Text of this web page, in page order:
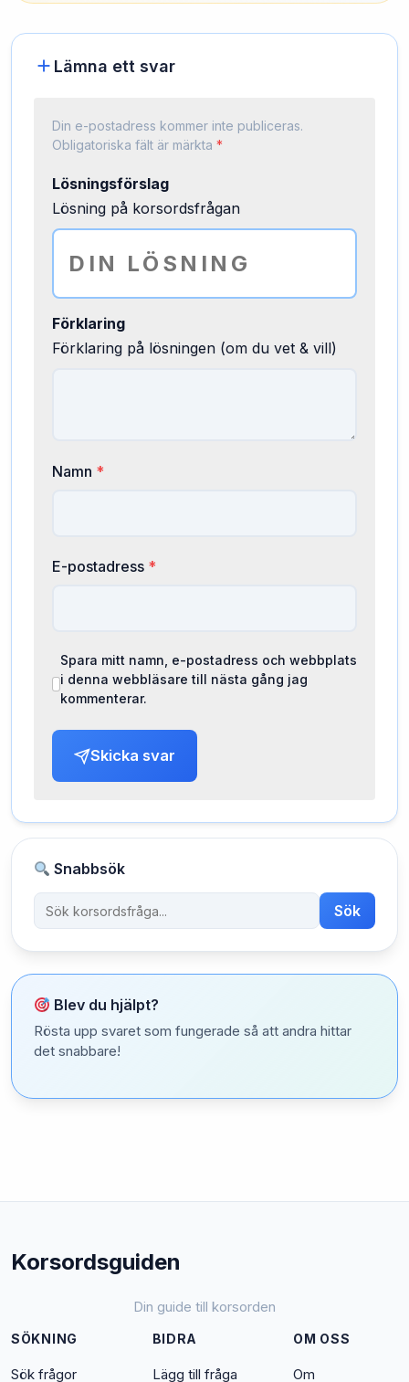
Lämna ett svar
Din e-postadress kommer inte publiceras.
Obligatoriska fält är märkta *
Lösningsförslag
Lösning på korsordsfrågan
Förklaring
Förklaring på lösningen (om du vet & vill)
Namn *
E-postadress *
Spara mitt namn, e-postadress och webbplats
i denna webbläsare till nästa gång jag
kommenterar.
Skicka svar
Snabbsök
Sök
Blev du hjälpt?
Rösta upp svaret som fungerade så att andra hittar
det snabbare!
Korsordsguiden
Din guide till korsorden
SÖKNING
Sök frågor
BIDRA
Lägg till fråga
OM OSS
Om